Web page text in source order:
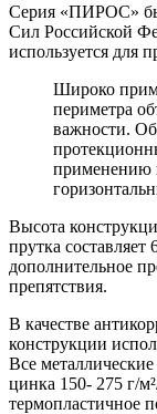
Серия «ПИРОС»
Сил Российской
используется для
Широко
периметра
важности.
применению
Высота
прутка
дополнительное
препятствия.
В качестве
конструкции
Все
цинка 150- 275 г/
термопластичное